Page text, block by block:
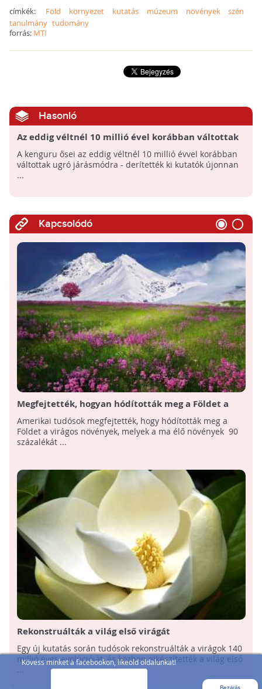
Kövess minket a facebookon, likeold oldalunkat!
Bezárás
címkék: Föld környezet kutatás múzeum növények
szén
tanulmány tudomány
forrás: MTI
Hasonló
Az eddig véltnél 10 millió ével korábban váltottak
ugró mozgásmódra a kenguruk
A kenguru ősei az eddig véltnél 10 millió évvel korábban
váltottak ugró járásmódra - derítették ki kutatók újonnan
...
Kapcsolódó
Megfejtették, hogyan hódították meg a Földet a
virágos növények
Amerikai tudósok megfejtették, hogy hódították meg a
Földet a virágos növények, melyek a ma élő növények 90
százalékát ...
Rekonstruálták a világ első virágát
Egy új kutatás során tudósok rekonstruálták a virágok 140
millió éves evolúcióját, és közben elkészítették a világ első
...